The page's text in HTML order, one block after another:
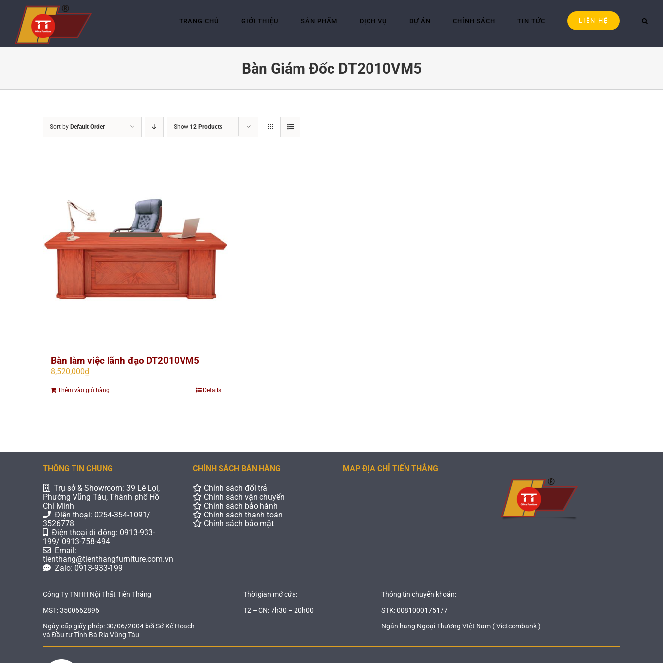
content
TRANG CHỦ GIỚI THIỆU SẢN PHẨM DỊCH VỤ DỰ ÁN CHÍNH SÁCH TIN TỨC LIÊN HỆ
Bàn Giám Đốc DT2010VM5
Sort by Default Order Show 12 Products
Bàn làm việc lãnh đạo DT2010VM5
8,520,000₫
Thêm vào giỏ hàng Details
THÔNG TIN CHUNG
Trụ sở & Showroom: 39 Lê Lợi,
Phường Vũng Tàu, Thành phố Hồ
Chí Minh
Điện thoại: 0254-354-1091/
3526778
Điện thoại di động: 0913-933-
199/ 0913-758-494
Email:
tienthang@tienthangfurniture.com.vn
Zalo: 0913-933-199
CHÍNH SÁCH BÁN HÀNG
Chính sách đổi trả
Chính sách vận chuyển
Chính sách bảo hành
Chính sách thanh toán
Chính sách bảo mật
MAP ĐỊA CHỈ TIẾN THẮNG
Công Ty TNHH Nội Thất Tiến Thắng
MST: 3500662896
Ngày cấp giấy phép: 30/06/2004 bởi Sở Kế Hoạch
và Đầu tư Tỉnh Bà Rịa Vũng Tàu
Thời gian mở cửa:
T2 – CN: 7h30 – 20h00
Thông tin chuyển khoản:
STK: 0081000175177
Ngân hàng Ngoại Thương VIệt Nam ( Vietcombank )